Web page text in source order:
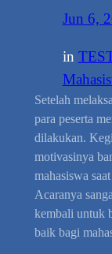
Jun 6,
in
Setelah
para peserta
dilakukan.
motivasinya
mahasiswa
Acaranya
kembali untuk
baik bagi